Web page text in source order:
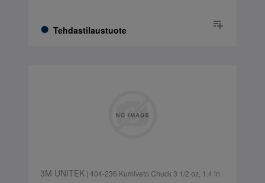
Tehdastilaustuote
3M UNITEK| 404-236 Kumiveto Chuck 3 1/2 oz, 1.4 in